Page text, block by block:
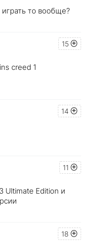
то вообще?
15
creed 1
14
11
Ultimate Edition и
18